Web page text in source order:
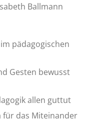
Ballmann
pädagogischen
Gesten bewusst
allen guttut
für das Miteinander